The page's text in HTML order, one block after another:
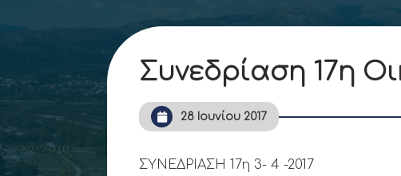
Συνεδρίαση 17η
28 Ιουνίου 2017
ΣΥΝΕΔΡΙΑΣΗ 17η 3- 4 -2017